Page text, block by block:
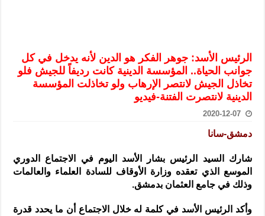
الرئيس الأسد: جوهر الفكر هو الدين لأنه يدخل في كل
جوانب الحياة.. المؤسسة الدينية كانت رديفاً للجيش فلو
تخاذل الجيش لانتصر الإرهاب ولو تخاذلت المؤسسة
الدينية لانتصرت الفتنة-فيديو
2020-12-07
دمشق-سانا
شارك السيد الرئيس بشار الأسد اليوم في الاجتماع الدوري
الموسع الذي تعقده وزارة الأوقاف للسادة العلماء والعالمات
وذلك في جامع العثمان بدمشق.
وأكد الرئيس الأسد في كلمة له خلال الاجتماع أن ما يحدد قدرة